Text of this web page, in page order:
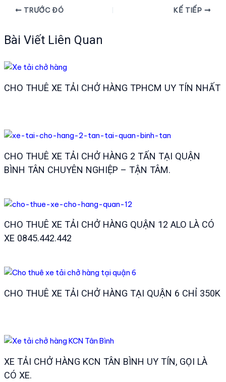
Điều
bài
viết
TRƯỚC ĐÓ KẾ TIẾP
Bài Viết Liên Quan
CHO THUÊ XE TẢI CHỞ HÀNG TPHCM UY TÍN NHẤT
CHO THUÊ XE TẢI CHỞ HÀNG 2 TẤN TẠI QUẬN
BÌNH TÂN CHUYÊN NGHIỆP – TẬN TÂM.
CHO THUÊ XE TẢI CHỞ HÀNG QUẬN 12 ALO LÀ CÓ
XE 0845.442.442
CHO THUÊ XE TẢI CHỞ HÀNG TẠI QUẬN 6 CHỈ 350K
XE TẢI CHỞ HÀNG KCN TÂN BÌNH UY TÍN, GỌI LÀ
CÓ XE.